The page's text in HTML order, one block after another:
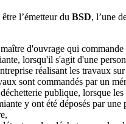
l’émetteur du BSD, l’une
d'ouvrage qui commande
lorsqu'il s'agit d'une
réalisant les travaux
sont commandés par un
publique, lorsque les
y ont été déposés par une